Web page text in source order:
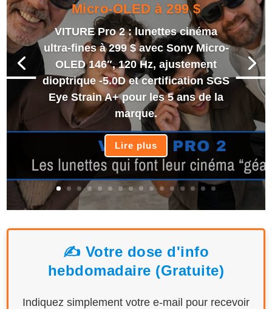
Micro-OLED à 299 $
VITURE Pro 2 : lunettes cinéma
ultra-fines à 299 $ avec Sony Micro-
OLED 146″, 120 Hz, ajustement
dioptrique -5.0D et certification SGS
Eye Strain A+ pour les 5 ans de la
marque.
Lire plus
✍️ Votre dose d'info
hebdomadaire (Gratuite)
Indiquez simplement votre e-mail pour recevoir